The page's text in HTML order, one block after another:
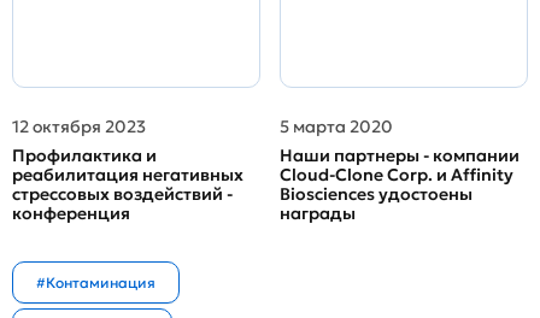
12 октября 2023
Профилактика и
реабилитация негативных
стрессовых воздействий -
конференция
5 марта 2020
Наши партнеры - компании
Cloud-Clone Corp. и Affinity
Biosciences удостоены
награды
#Контаминация